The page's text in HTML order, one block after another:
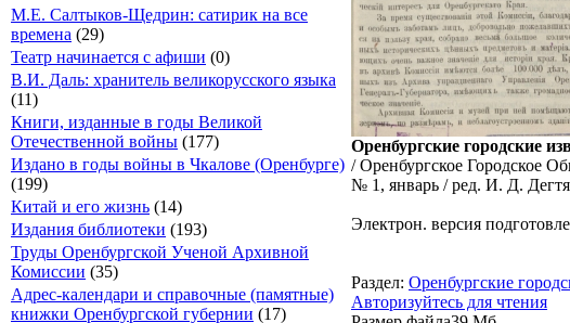
М.Е. Салтыков-Щедрин: сатирик на все
времена (29)
Театр начинается с афиши (0)
В.И. Даль: хранитель великорусского языка
(11)
Книги, изданные в годы Великой
Отечественной войны (177)
Издано в годы войны в Чкалове (Оренбурге)
(199)
Китай и его жизнь (14)
Издания библиотеки (193)
Труды Оренбургской Ученой Архивной
Комиссии (35)
Адрес-календари и справочные (памятные)
книжки Оренбургской губернии (17)
Оренбургские городские
/ Оренбургское Городское
№ 1, январь / ред. И. Д.
Электрон. версия
Раздел: Оренбургские
Авторизуйтесь для чтения